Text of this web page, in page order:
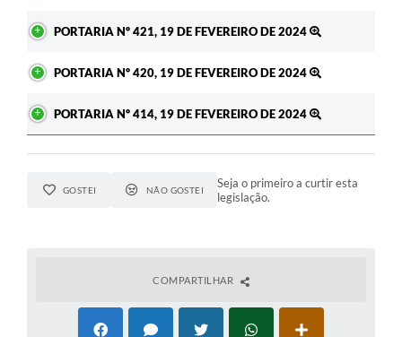
PORTARIA Nº 421, 19 DE FEVEREIRO DE 2024
PORTARIA Nº 420, 19 DE FEVEREIRO DE 2024
PORTARIA Nº 414, 19 DE FEVEREIRO DE 2024
GOSTEI NÃO GOSTEI
Seja o primeiro a curtir esta
legislação.
COMPARTILHAR